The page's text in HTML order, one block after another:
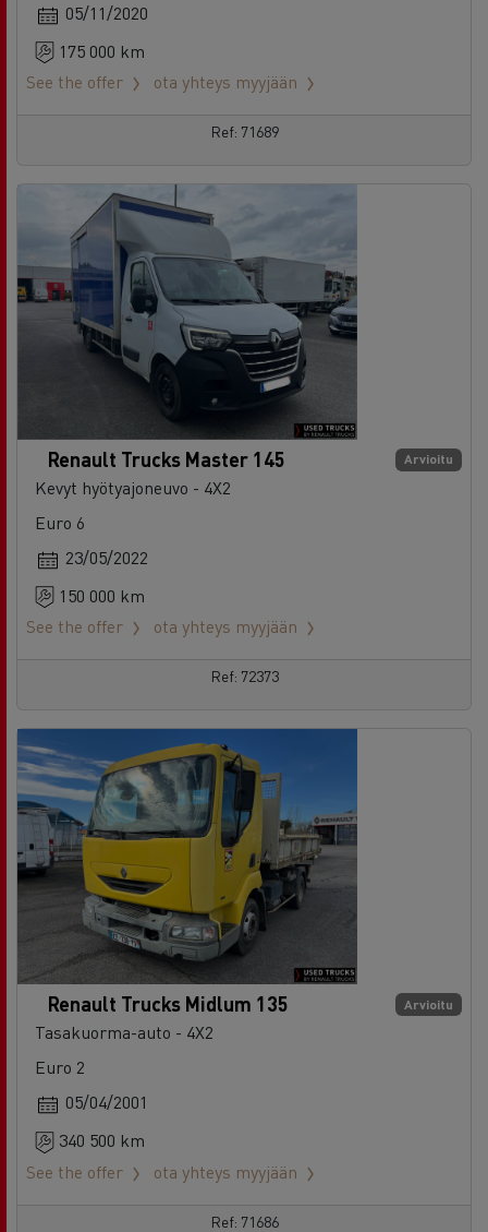
05/11/2020
175 000 km
See the offer
ota yhteys myyjään
Ref: 71689
Arvioitu
Renault Trucks Master 145
Kevyt hyötyajoneuvo - 4X2
Euro 6
23/05/2022
150 000 km
See the offer
ota yhteys myyjään
Ref: 72373
Arvioitu
Renault Trucks Midlum 135
Tasakuorma-auto - 4X2
Euro 2
05/04/2001
340 500 km
See the offer
ota yhteys myyjään
Ref: 71686